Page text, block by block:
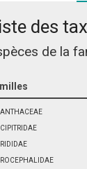
des
de la